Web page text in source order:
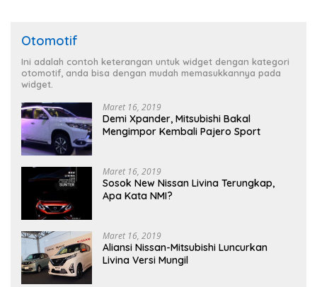
Otomotif
Ini adalah contoh keterangan untuk widget dengan kategori
otomotif, anda bisa dengan mudah memasukkannya pada
widget.
Maret 16, 2019
Demi Xpander, Mitsubishi Bakal
Mengimpor Kembali Pajero Sport
Maret 16, 2019
Sosok New Nissan Livina Terungkap,
Apa Kata NMI?
Maret 16, 2019
Aliansi Nissan-Mitsubishi Luncurkan
Livina Versi Mungil